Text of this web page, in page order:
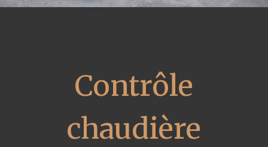
Contrôle
chaudière